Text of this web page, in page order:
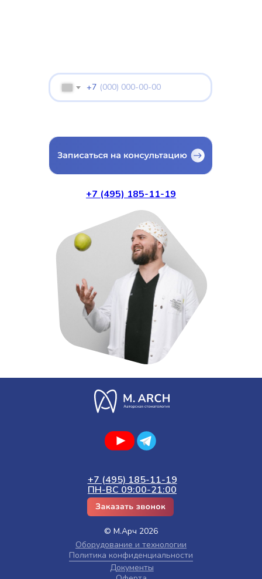
+7 (495) 185-11-19
+7
© М.Арч 2026
Политика конфиденциальности
+7 (495) 185-11-19
ПН-ВС 09:00-21:00
Документы
Оборудование и технологии